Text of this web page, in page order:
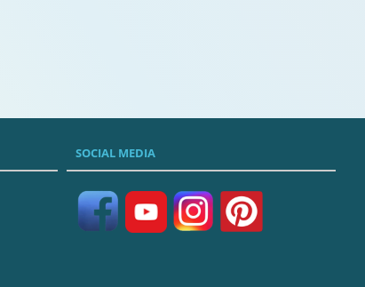
SOCIAL MEDIA